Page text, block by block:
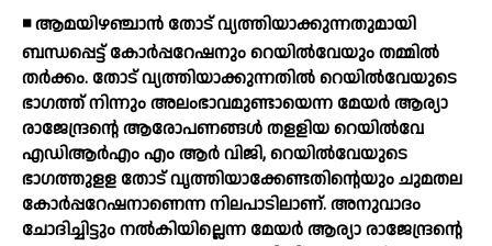
◾ ആമയിഴഞ്ചാന്‍ തോട് വ്യത്തിയാക്കുന്നതുമായി
ബന്ധപ്പെട്ട് കോര്‍പ്പറേഷനും റെയില്‍വേയും തമ്മില്‍
തര്‍ക്കം. തോട് വ്യത്തിയാക്കുന്നതില്‍ റെയില്‍വേയുടെ
ഭാഗത്ത് നിന്നും അലംഭാവമുണ്ടായെന്ന മേയര്‍ ആര്യാ
രാജേന്ദ്രന്റെ ആരോപണങ്ങള്‍ തളളിയ റെയില്‍വേ
എഡിആര്‍എം എം ആര്‍ വിജി, റെയില്‍വേയുടെ
ഭാഗത്തുളള തോട് വൃത്തിയാക്കേണ്ടതിന്റെയും ചുമതല
കോര്‍പ്പറേഷനാണെന്ന നിലപാടിലാണ്. അനുവാദം
ചോദിച്ചിട്ടും നല്‍കിയില്ലെന്ന മേയര്‍ ആര്യാ രാജേന്ദ്രന്റെ